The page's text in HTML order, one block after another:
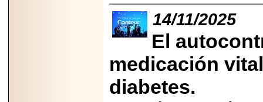
14/11/2025
El
medicación
diabetes.